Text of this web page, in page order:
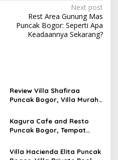
Next post
Rest Area Gunung Mas
Puncak Bogor: Seperti Apa
Keadaannya Sekarang?
Review Villa Shafiraa
Puncak Bogor, Villa Murah
dengan Kolam Renang
Private Dekat Kebun Teh
Kagura Cafe and Resto
Puncak Bogor, Tempat
View Pegunungan, Sungai,
dan Menu Kuliner Lengkap
Villa Hacienda Elita Puncak